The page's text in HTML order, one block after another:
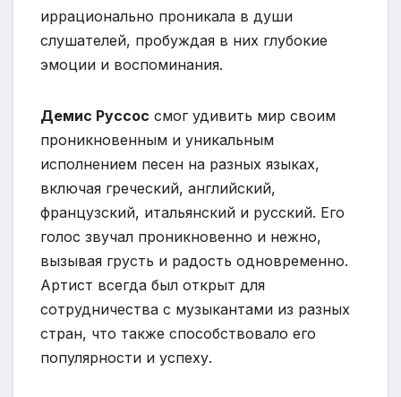
иррационально проникала в души
слушателей, пробуждая в них глубокие
эмоции и воспоминания.
Демис Руссос смог удивить мир своим
проникновенным и уникальным
исполнением песен на разных языках,
включая греческий, английский,
французский, итальянский и русский. Его
голос звучал проникновенно и нежно,
вызывая грусть и радость одновременно.
Артист всегда был открыт для
сотрудничества с музыкантами из разных
стран, что также способствовало его
популярности и успеху.